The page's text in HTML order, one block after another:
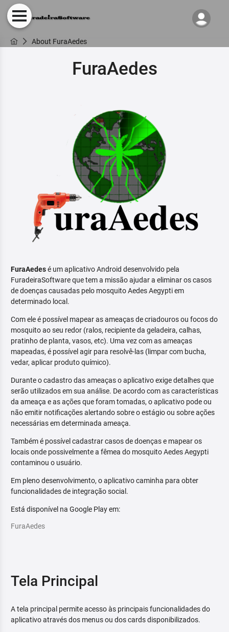
About FuraAedes
FuraAedes
FuraAedesé um aplicativo Android desenvolvido pela
FuradeiraSoftware que tem a missão ajudar a eliminar os casos
de doenças causadas pelo mosquito Aedes Aegypti em
determinado local.
Com ele é possível mapear as ameaças de criadouros ou focos do
mosquito ao seu redor (ralos, recipiente da geladeira, calhas,
pratinho de planta, vasos, etc). Uma vez com as ameaças
mapeadas, é possível agir para resolvê-las (limpar com bucha,
vedar, aplicar produto químico).
Durante o cadastro das ameaças o aplicativo exige detalhes que
serão utilizados em sua análise. De acordo com as características
da ameaça e as ações que foram tomadas, o aplicativo pode ou
não emitir notificações alertando sobre o estágio ou sobre ações
necessárias em determinada ameaça.
Também é possível cadastrar casos de doenças e mapear os
locais onde possivelmente a fêmea do mosquito Aedes Aegypti
contaminou o usuário.
Em pleno desenvolvimento, o aplicativo caminha para obter
funcionalidades de integração social.
Está disponível na Google Play em:
FuraAedes
Tela Principal
A tela principal permite acesso às principais funcionalidades do
aplicativo através dos menus ou dos cards disponibilizados.